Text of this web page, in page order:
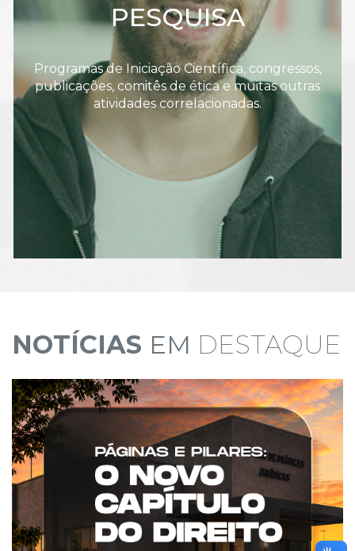
PESQUISA
Programas de Iniciação Científica, congressos,
publicações, comitês de ética e muitas outras
atividades correlacionadas.
NOTÍCIAS EM DESTAQUE